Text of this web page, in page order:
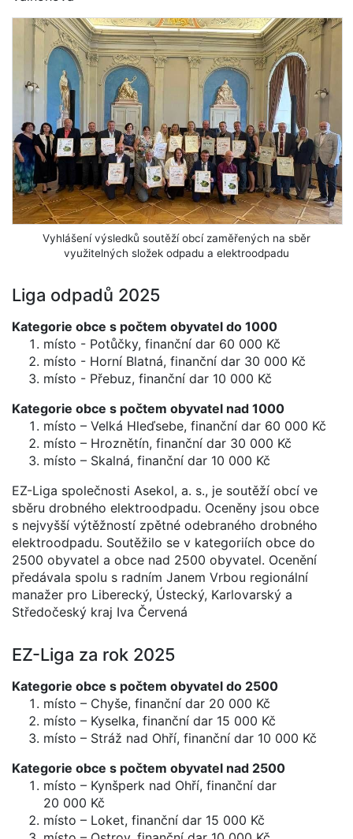
Vyhlášení výsledků soutěží obcí zaměřených na sběr
využitelných složek odpadu a elektroodpadu
Liga odpadů 2025
Kategorie obce s počtem obyvatel do 1000
místo - Potůčky, finanční dar 60 000 Kč
místo - Horní Blatná, finanční dar 30 000 Kč
místo - Přebuz, finanční dar 10 000 Kč
Kategorie obce s počtem obyvatel nad 1000
místo – Velká Hleďsebe, finanční dar 60 000 Kč
místo – Hroznětín, finanční dar 30 000 Kč
místo – Skalná, finanční dar 10 000 Kč
EZ-Liga společnosti Asekol, a. s., je soutěží obcí ve
sběru drobného elektroodpadu. Oceněny jsou obce
s nejvyšší výtěžností zpětné odebraného drobného
elektroodpadu. Soutěžilo se v kategoriích obce do
2500 obyvatel a obce nad 2500 obyvatel. Ocenění
předávala spolu s radním Janem Vrbou regionální
manažer pro Liberecký, Ústecký, Karlovarský a
Středočeský kraj Iva Červená
EZ-Liga za rok 2025
Kategorie obce s počtem obyvatel do 2500
místo – Chyše, finanční dar 20 000 Kč
místo – Kyselka, finanční dar 15 000 Kč
místo – Stráž nad Ohří, finanční dar 10 000 Kč
Kategorie obce s počtem obyvatel nad 2500
místo – Kynšperk nad Ohří, finanční dar
20 000 Kč
místo – Loket, finanční dar 15 000 Kč